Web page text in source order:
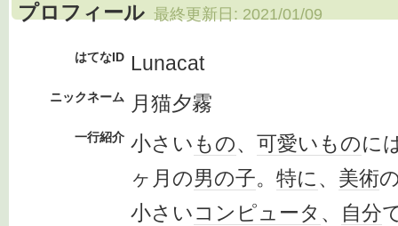
プロフィール 最終更新日: 2021/01/09
はてなID Lunacat
ニックネーム 月猫夕霧
一行紹介 小さい もの、 可愛い ものに
ヶ月の男の子。 特に、 美術
小さいコンピュータ 、 自分